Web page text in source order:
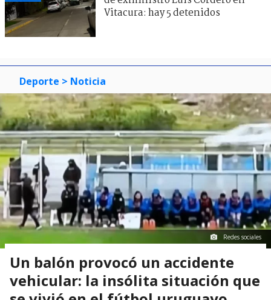
Vitacura: hay 5 detenidos
Deporte > Noticia
Redes sociales
Un balón provocó un accidente
vehicular: la insólita situación que